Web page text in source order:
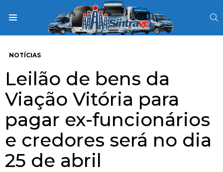
NOTÍCIAS
Leilão de bens da
Viação Vitória para
pagar ex-funcionários
e credores será no dia
25 de abril